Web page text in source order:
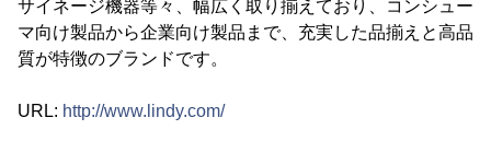
サイネージ機器等々、幅広く取り揃えており、コンシュー
マ向け製品から企業向け製品まで、充実した品揃えと高品
質が特徴のブランドです。
URL: http://www.lindy.com/